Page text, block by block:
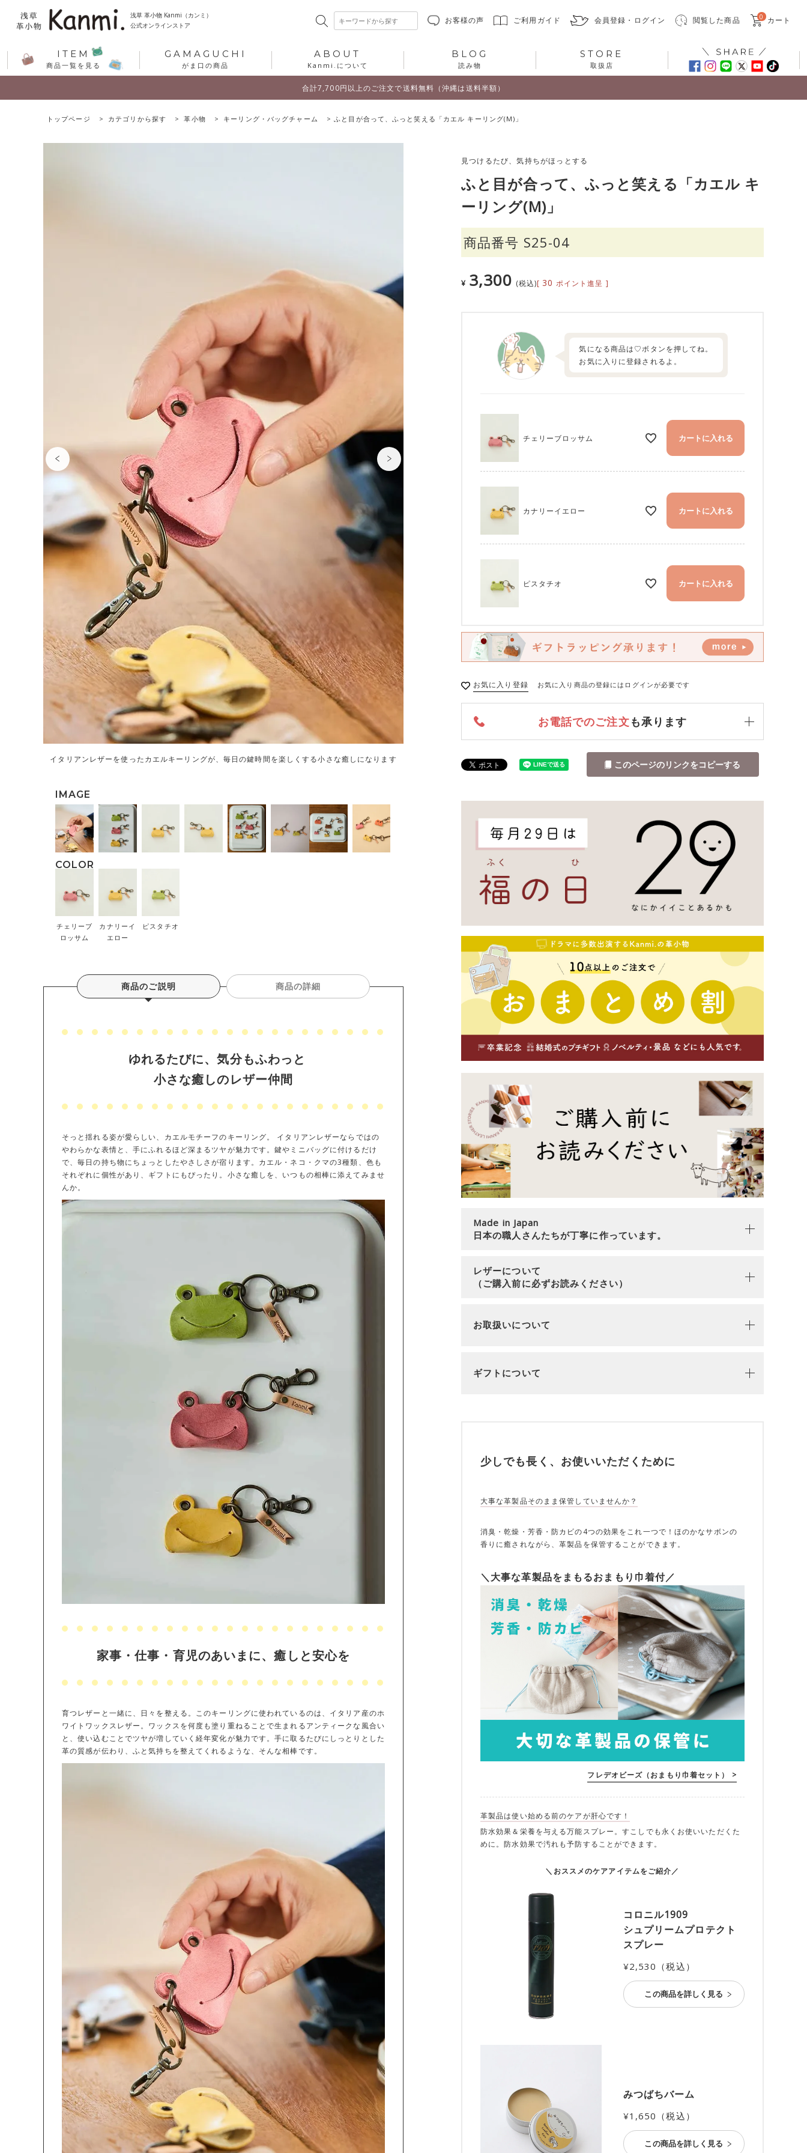
浅草 革小物 Kanmi（カンミ）
公式オンラインストア
お客様の声 ご利用ガイド 会員登録・ログイン 閲覧した商品 0 カート
ITEM
商品一覧を見る
GAMAGUCHI
がま口の商品
ABOUT
Kanmi.について
BLOG
読み物
STORE
取扱店
合計7,700円以上のご注文で送料無料（沖縄は送料半額）
トップページ カテゴリから探す 革小物 キーリング・バッグチャーム ふと目が合って、ふっと笑える「カエル キーリング(M)」
イタリアンレザーを使ったカエルキーリングが、毎日の鍵時間を楽しくする小さな癒しになります 小さくても存在感のあるカエルキーリングが、レザーの温もりと癒しを日
チェリーブ
ロッサム
カナリーイ
エロー
ピスタチオ
商品のご説明 商品の詳細
ゆれるたびに、気分もふわっと
小さな癒しのレザー仲間
そっと揺れる姿が愛らしい、カエルモチーフのキーリング。 イタリアンレザーならではの
やわらかな表情と、手にふれるほど深まるツヤが魅力です。鍵やミニバッグに付けるだけ
で、毎日の持ち物にちょっとしたやさしさが宿ります。カエル・ネコ・クマの3種類、色も
それぞれに個性があり、ギフトにもぴったり。小さな癒しを、いつもの相棒に添えてみませ
んか。
家事・仕事・育児のあいまに、癒しと安心を
育つレザーと一緒に、日々を整える。このキーリングに使われているのは、イタリア産のホ
ワイトワックスレザー。ワックスを何度も塗り重ねることで生まれるアンティークな風合い
と、使い込むことでツヤが増していく経年変化が魅力です。手に取るたびにしっとりとした
革の質感が伝わり、ふと気持ちを整えてくれるような、そんな相棒です。
見つけるたび、気持ちがほっとする
ふと目が合って、ふっと笑える「カエル キ
ーリング(M)」
商品番号 S25-04
¥ 3,300 税込 [ 30 ポイント進呈 ]
気になる商品は♡ボタンを押してね。
お気に入りに登録されるよ。
チェリーブロッサム カートに入れる
カナリーイエロー カートに入れる
ピスタチオ カートに入れる
お気に入り登録 お気に入り商品の登録にはログインが必要です
お電話でのご注文も承ります
このページのリンクをコピーする
Made in Japan
日本の職人さんたちが丁寧に作っています。
レザーについて
（ご購入前に必ずお読みください）
お取扱いについて
ギフトについて
少しでも長く、お使いいただくために
大事な革製品そのまま保管していませんか？
消臭・乾燥・芳香・防カビの4つの効果をこれ一つで！ほのかなサボンの
香りに癒されながら、革製品を保管することができます。
＼大事な革製品をまもるおまもり巾着付／
フレデオビーズ（おまもり巾着セット） >
革製品は使い始める前のケアが肝心です！
防水効果＆栄養を与える万能スプレー。すこしでも永くお使いいただくた
めに。防水効果で汚れも予防することができます。
＼おススメのケアアイテムをご紹介／
コロニル1909
シュプリームプロテクト
スプレー
¥2,530（税込）
この商品を詳しく見る
みつばちバーム
¥1,650（税込）
この商品を詳しく見る